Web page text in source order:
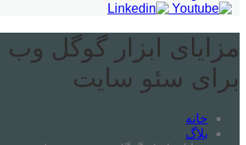
مزایای ابزار گوگل
برای سئو سایت
خانه
بلاگ